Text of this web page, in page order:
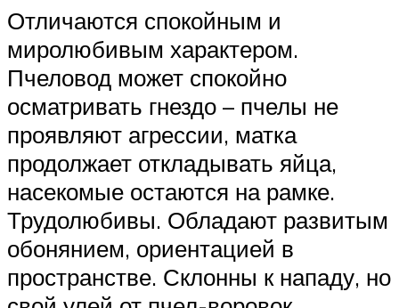
Отличаются спокойным и
миролюбивым характером.
Пчеловод может спокойно
осматривать гнездо – пчелы не
проявляют агрессии, матка
продолжает откладывать яйца,
насекомые остаются на рамке.
Трудолюбивы. Обладают развитым
обонянием, ориентацией в
пространстве. Склонны к нападу, но